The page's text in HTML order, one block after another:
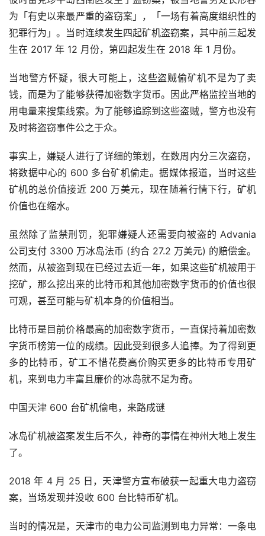
为「有史以来最严重的盗窃案」，「一场有着高度组织性的
犯罪行为」。当时连续发生四起矿机盗窃案，其中前三起发
生在 2017 年 12 月份，第四起发生在 2018 年 1 月份。
当地警方怀疑，很大可能上，这些盗贼偷矿机不是为了卖
钱，而是为了能够获得加密数字货币。因此严格监控当地的
用电量来搜集线索。为了能够追踪到这些盗贼，警方也没有
及时将盗窃事件公之于众。
事实上，嫌疑人进行了详细的策划，在数周内分三次盗窃，
将数据中心的 600 多台矿机偷走。据媒体报道，当时这些
矿机的总价值接近 200 万美元，现在随着行情下行，矿机
价值也在缩水。
虽然除了监禁刑罚，犯罪嫌疑人还需要向被盗的 Advania
公司支付 3300 万冰岛法币 (约合 27.2 万美元) 的赔偿金。
然而，从被盗到现在已经过去近一年，如果这些矿机被用于
挖矿，那么挖出来的比特币和其他加密数字货币的价值也很
可观，甚至可能与矿机本身的价值相当。
比特币是目前价格最高的加密数字货币，一直保持着加密数
字货币榜第一位的成绩。因此受到很多人追捧。为了得到更
多的比特币，矿工不惜花费高价购买更多的比特币专用矿
机，来到电力丰富且廉价的冰岛就不足为奇。
中国天津 600 台矿机偷电，来路成谜
冰岛矿机被盗案发生后不久，神奇的事情在神州大地上发生
了。
2018 年 4 月 25 日，天津警方宣布破获一起重大电力盗窃
案，当场发现并没收 600 台比特币矿机。
当时的情况是，天津市的电力公司监测到电力异常：一条电